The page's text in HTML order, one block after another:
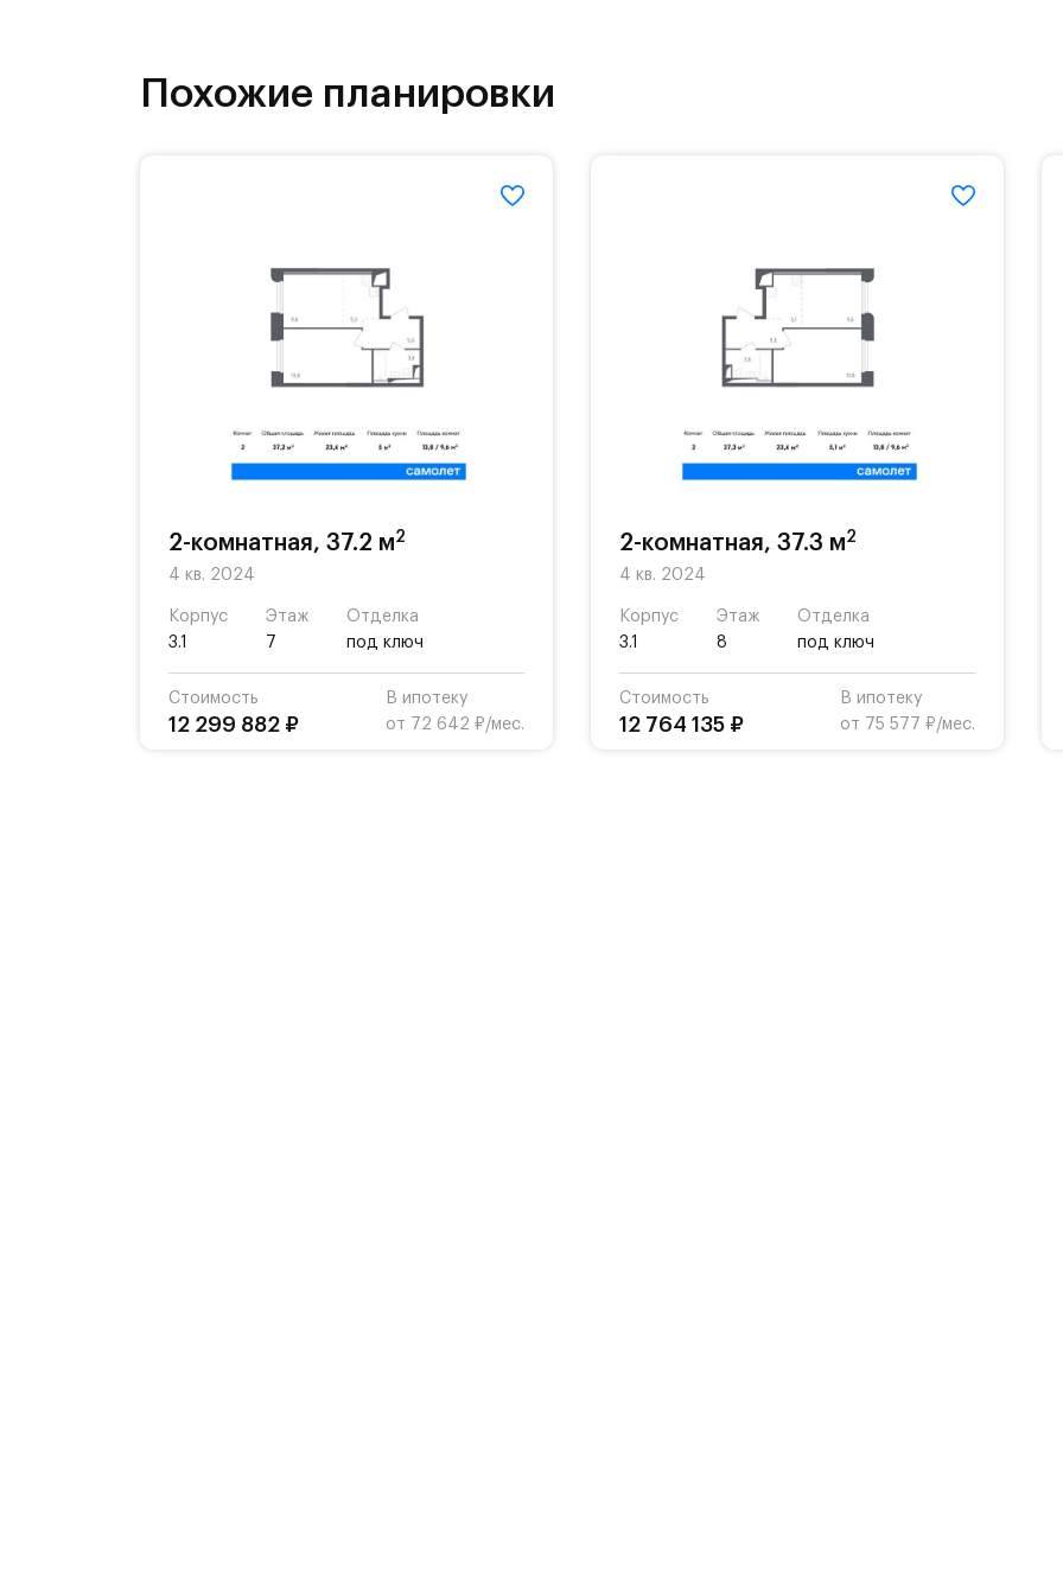
Похожие планировки
2-комнатная, 37.2 м2
4 кв. 2024
Корпус
3.1
Этаж
7
Отделка
под ключ
Стоимость
12 299 882 ₽
В ипотеку
от 72 642 ₽/мес.
2-комнатная, 37.3 м2
4 кв. 2024
Корпус
3.1
Этаж
8
Отделка
под ключ
Стоимость
12 764 135 ₽
В ипотеку
от 75 577 ₽/мес.